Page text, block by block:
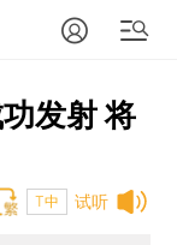
发射 将
试听
T中